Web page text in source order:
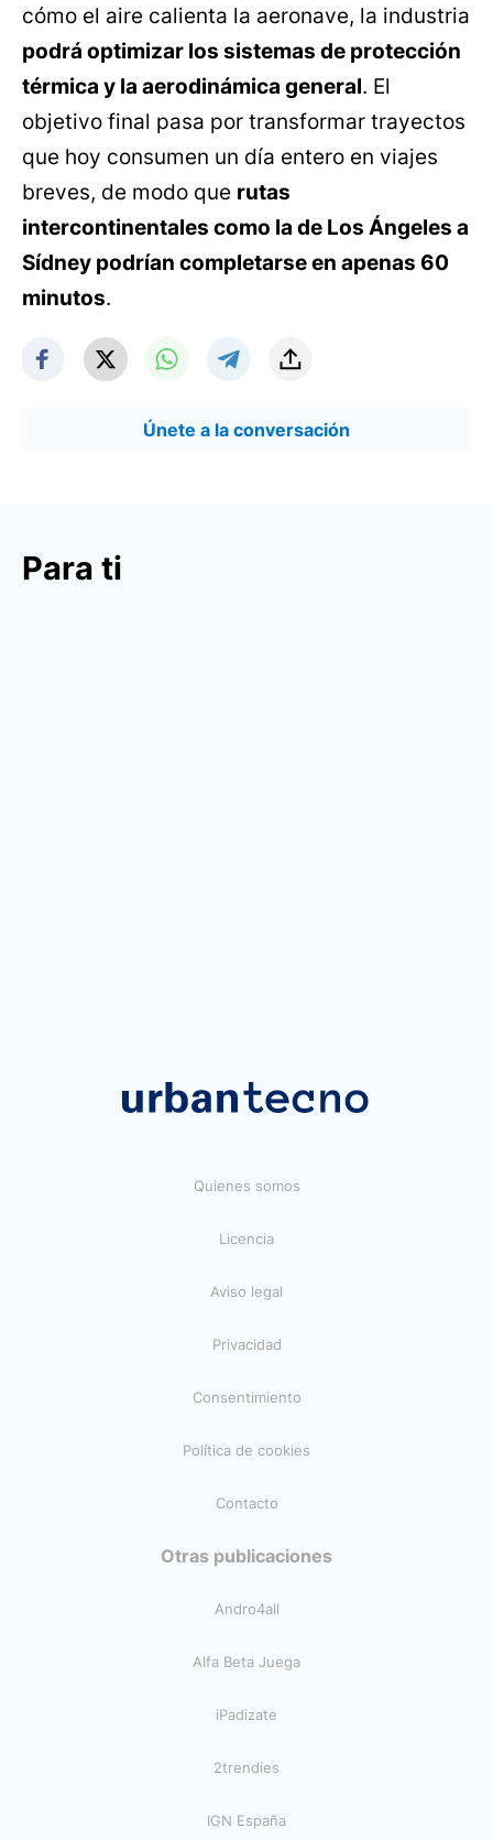
cómo el aire calienta la aeronave, la industria
podrá optimizar los sistemas de protección
térmica y la aerodinámica general. El
objetivo final pasa por transformar trayectos
que hoy consumen un día entero en viajes
breves, de modo que rutas
intercontinentales como la de Los Ángeles a
Sídney podrían completarse en apenas 60
minutos.
Únete a la conversación
Para ti
Quienes somos
Licencia
Aviso legal
Privacidad
Consentimiento
Política de cookies
Contacto
Otras publicaciones
Andro4all
Alfa Beta Juega
iPadizate
2trendies
IGN España